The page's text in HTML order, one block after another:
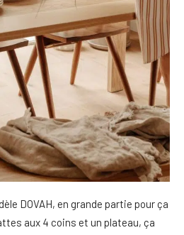
DOVAH, en grande partie pour ça
aux 4 coins et un plateau, ça